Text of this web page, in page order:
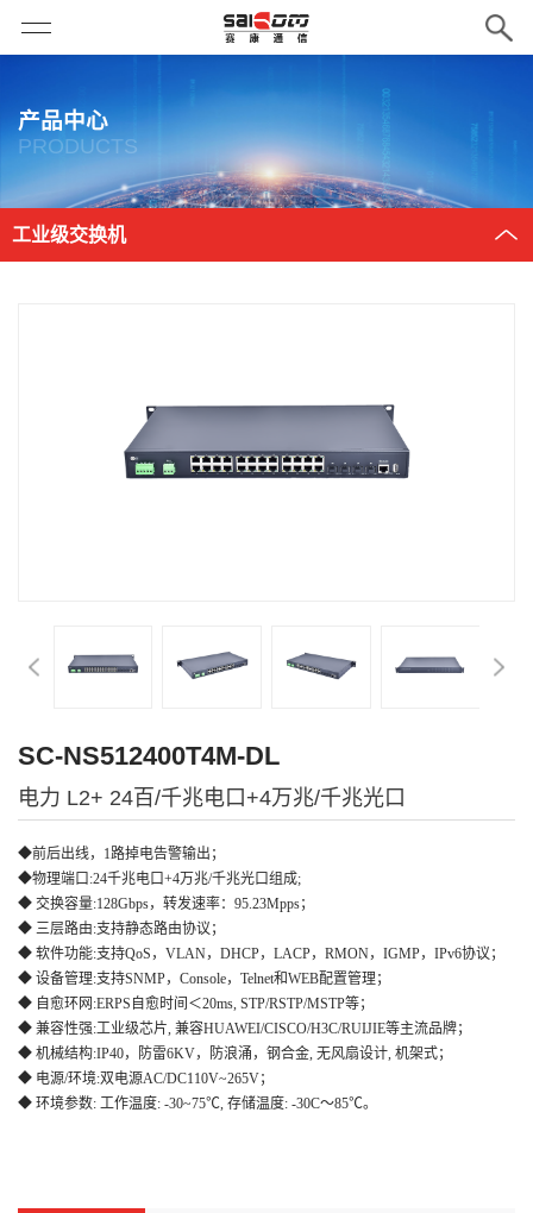
产品中心
PRODUCTS
工业级交换机
SC-NS512400T4M-DL
电力 L2+ 24百/千兆电口+4万兆/千兆光口
◆前后出线，1路掉电告警输出；
◆物理端口 :24千兆电口+4万兆/千兆光口组成;
◆ 交换容量:128Gbps， 转发速率： 95.23Mpps；
◆ 三层路由:支持静态路由协议 ；
◆ 软件功能:支持QoS ， VLAN， DHCP， LACP， RMON， IGMP， IPv6协议 ；
◆ 设备管理:支持SNMP， Console， Telnet和WEB配置管理；
◆ 自愈环网:ERPS 自愈时间＜20ms, STP/RSTP/MSTP等；
◆ 兼容性强:工业级芯片, 兼容HUAWEI/CISCO/H3C/RUIJIE等主流品牌；
◆ 机械结构:IP40， 防雷6KV， 防浪涌 ， 钢合金, 无风扇设计, 机架式；
◆ 电源/环境:双电源AC/DC110V~265V；
◆ 环境参数: 工作温度: -30~75℃, 存储温度: -30C～85℃。